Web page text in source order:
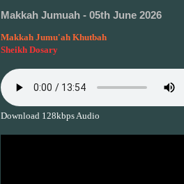
Makkah Jumuah - 05th June 2026
Makkah Jumu'ah Khutbah
Sheikh Dosary
Download 128kbps Audio